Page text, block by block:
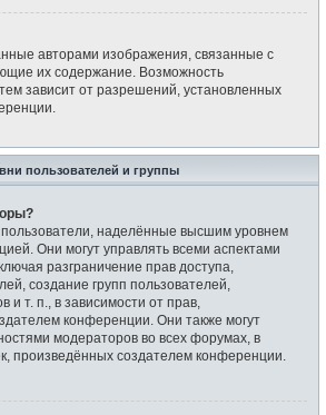
авторами изображения, связанные с
их содержание. Возможность
зависит от разрешений, установленных
пользователей и группы
наделённые высшим уровнем
Они могут управлять всеми аспектами
разграничение прав доступа,
создание групп пользователей,
и т. п., в зависимости от прав,
конференции. Они также могут
модераторов во всех форумах, в
произведённых создателем конференции.